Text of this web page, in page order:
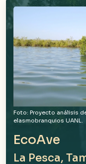
Foto: Proyecto análisis
elasmobranquios UANL.
EcoAve
La Pesca,